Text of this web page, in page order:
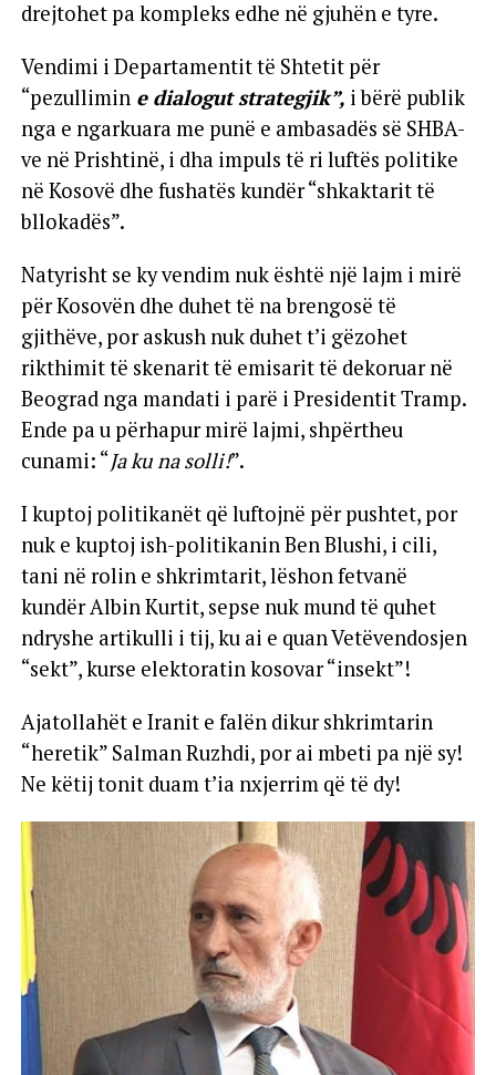
drejtohet pa kompleks edhe në gjuhën e tyre.
Vendimi i Departamentit të Shtetit për
“pezullimin e dialogut strategjik”, i bërë publik
nga e ngarkuara me punë e ambasadës së SHBA-
ve në Prishtinë, i dha impuls të ri luftës politike
në Kosovë dhe fushatës kundër “shkaktarit të
bllokadës”.
Natyrisht se ky vendim nuk është një lajm i mirë
për Kosovën dhe duhet të na brengosë të
gjithëve, por askush nuk duhet t’i gëzohet
rikthimit të skenarit të emisarit të dekoruar në
Beograd nga mandati i parë i Presidentit Tramp.
Ende pa u përhapur mirë lajmi, shpërtheu
cunami: “Ja ku na solli!”.
I kuptoj politikanët që luftojnë për pushtet, por
nuk e kuptoj ish-politikanin Ben Blushi, i cili,
tani në rolin e shkrimtarit, lëshon fetvanë
kundër Albin Kurtit, sepse nuk mund të quhet
ndryshe artikulli i tij, ku ai e quan Vetëvendosjen
“sekt”, kurse elektoratin kosovar “insekt”!
Ajatollahët e Iranit e falën dikur shkrimtarin
“heretik” Salman Ruzhdi, por ai mbeti pa një sy!
Ne këtij tonit duam t’ia nxjerrim që të dy!